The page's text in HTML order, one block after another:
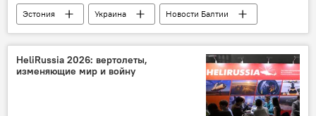
Эстония Украина
Новости Балтии
гражданство
отказ политика
HeliRussia 2026: вертолеты,
изменяющие мир и войну